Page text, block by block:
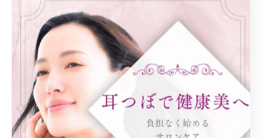
ンバランスの乱れや自律神経の不調があります。耳つぼ
は、こうした更年期特有の症状にもアプローチできる点
が高く評価されています。
例えば、イライラや不眠、冷え、むくみなどの症状は、
耳の特定ポイントを刺激することで緩和が期待できま
す。サロンふーみんでは、ダイエットだけでなく、心身